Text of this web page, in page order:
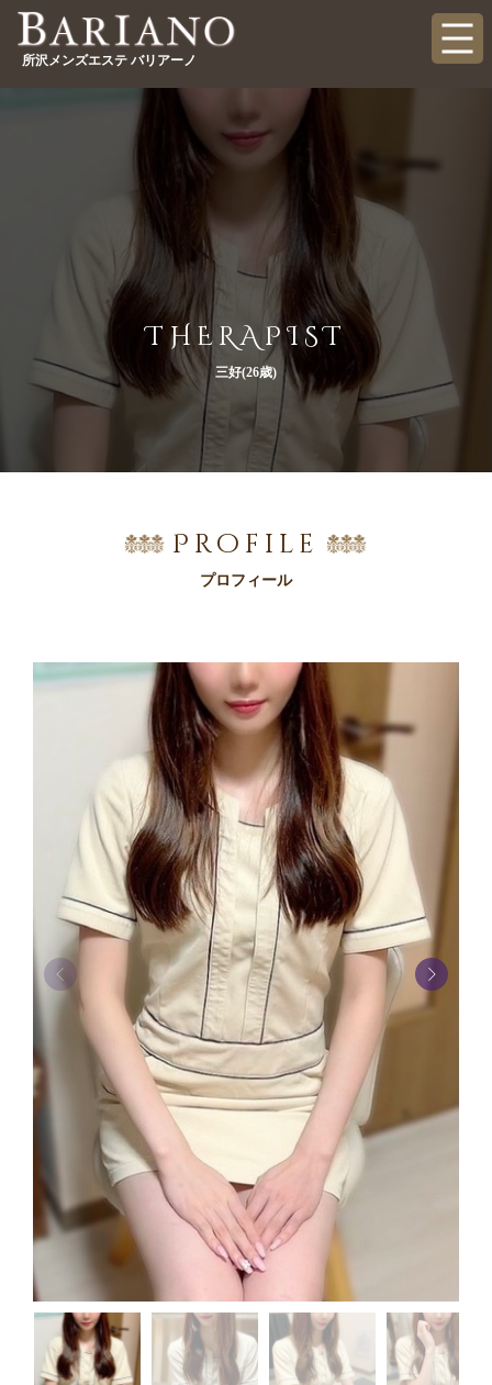
所沢メンズエステ バリアーノ
THERAPIST
三好(26歳)
Profile
プロフィール